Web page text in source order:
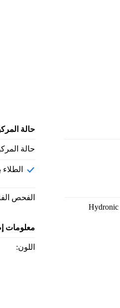
Hydronic
حالة
حالة
الفحص
معلومات
اللون: